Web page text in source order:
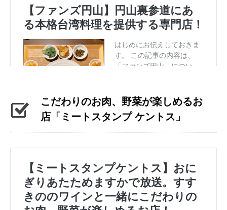
こだわりのお肉、野菜が楽しめるお
店「ミートスタンプ ケントス」